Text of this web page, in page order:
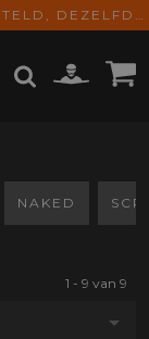
OP ONZE WERKDAGEN VOOR 15:00 BESTELD, DEZELFDE DAG VERZONDEN! GRATIS VERZENDING VANAF € 65,-
NAKED
1 - 9 van 9